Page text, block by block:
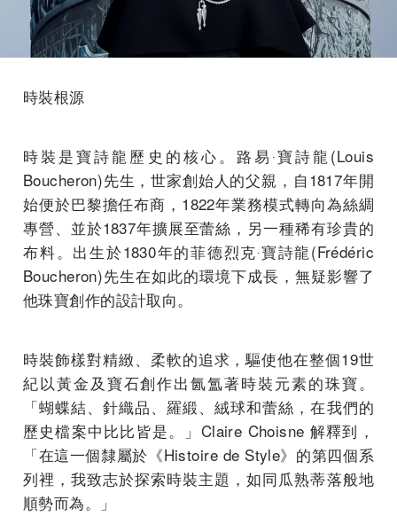
時裝根源
時裝是寶詩龍歷史的核心。路易‧寶詩龍(Louis
Boucheron)先生，世家創始人的父親，自1817年開
始便於巴黎擔任布商，1822年業務模式轉向為絲綢
專營、並於1837年擴展至蕾絲，另一種稀有珍貴的
布料。出生於1830年的菲德烈克‧寶詩龍(Frédéric
Boucheron)先生在如此的環境下成長，無疑影響了
他珠寶創作的設計取向。
時裝飾樣對精緻、柔軟的追求，驅使他在整個19世
紀以黃金及寶石創作出氤氲著時裝元素的珠寶。
「蝴蝶結、針織品、羅緞、絨球和蕾絲，在我們的
歷史檔案中比比皆是。」Claire Choisne 解釋到，
「在這一個隸屬於《Histoire de Style》的第四個系
列裡，我致志於探索時裝主題，如同瓜熟蒂落般地
順勢而為。」